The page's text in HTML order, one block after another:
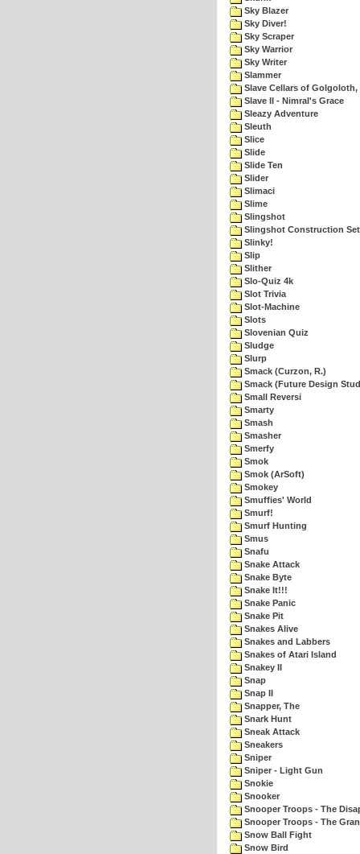
Sky Blazer
Sky Diver!
Sky Scraper
Sky Warrior
Sky Writer
Slammer
Slave Cellars of Golgoloth,
Slave II - Nimral's Grace
Sleazy Adventure
Sleuth
Slice
Slide
Slide Ten
Slider
Slimaci
Slime
Slingshot
Slingshot Construction Set
Slinky!
Slip
Slither
Slo-Quiz 4k
Slot Trivia
Slot-Machine
Slots
Slovenian Quiz
Sludge
Slurp
Smack (Curzon, R.)
Smack (Future Design
Small Reversi
Smarty
Smash
Smasher
Smerfy
Smok
Smok (ArSoft)
Smokey
Smuffies' World
Smurf!
Smurf Hunting
Smus
Snafu
Snake Attack
Snake Byte
Snake It!!!
Snake Panic
Snake Pit
Snakes Alive
Snakes and Labbers
Snakes of Atari Island
Snakey II
Snap
Snap II
Snapper, The
Snark Hunt
Sneak Attack
Sneakers
Sniper
Sniper - Light Gun
Snokie
Snooker
Snooper Troops - The
Snooper Troops - The
Snow Ball Fight
Snow Bird